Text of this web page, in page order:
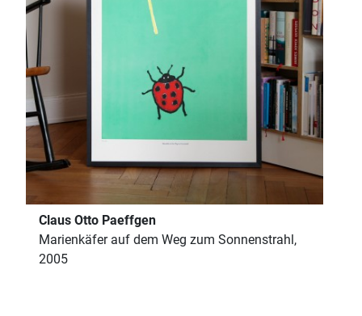
Claus Otto Paeffgen
Marienkäfer auf dem Weg zum Sonnenstrahl,
2005